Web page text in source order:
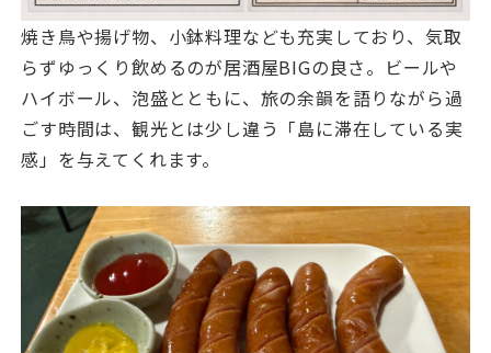
焼き鳥や揚げ物、小鉢料理なども充実しており、気取
らずゆっくり飲めるのが居酒屋BIGの良さ。ビールや
ハイボール、泡盛とともに、旅の余韻を語りながら過
ごす時間は、観光とは少し違う「島に滞在している実
感」を与えてくれます。